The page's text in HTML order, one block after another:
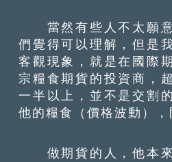
當然有些人不太願意
們覺得可以理解，但是
客觀現象，就是在國際
宗糧食期貨的投資商，
一半以上，並不是交割
他的糧食（價格波動）
做期貨的人，他本來